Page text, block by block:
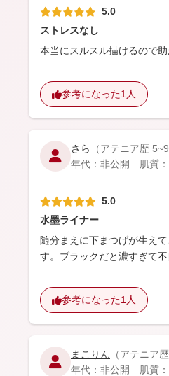
5.0
ストレスなし
本当にスルスル描けるので助
参考になった1人
さら
（アテニア歴
年代：非公開 肌質
5.0
水墨ライナー
随分まえに下まつげが生え
す。ブラックだと濃すぎて
参考になった1人
まこりん （アテニア
年代：非公開 肌質